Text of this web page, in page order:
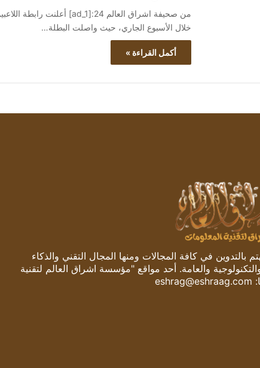
خلال الأسبوع الجاري، حيث واصلت البطلة…
أكمل القراءة »
في كافة المجالات ومنها المجال التقني والذكاء
والعامة. أحد مواقع "مؤسسة اشراق العالم لتقنية
eshrag@eshraag.com